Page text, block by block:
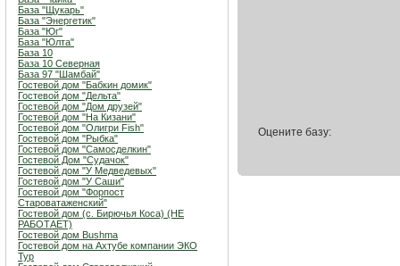
База "Щукарь"
База "Энергетик"
База "Юг"
База "Юлта"
База 10
База 10 Северная
База 97 "Шамбай"
Гостевой дом "Бабкин домик"
Гостевой дом "Дельта"
Гостевой дом "Дом друзей"
Гостевой дом "На Кизани"
Гостевой дом "Олигри Fish"
Гостевой дом "Рыбка"
Гостевой дом "Самосделкин"
Гостевой Дом "Судачок"
Гостевой дом "У Медведевых"
Гостевой дом "У Саши"
Гостевой дом "Форпост
Староватаженский"
Гостевой дом (с. Бирючья Коса) (НЕ
РАБОТАЕТ)
Гостевой дом Bushma
Гостевой дом на Ахтубе компании ЭКО
Тур
Оцените базу: